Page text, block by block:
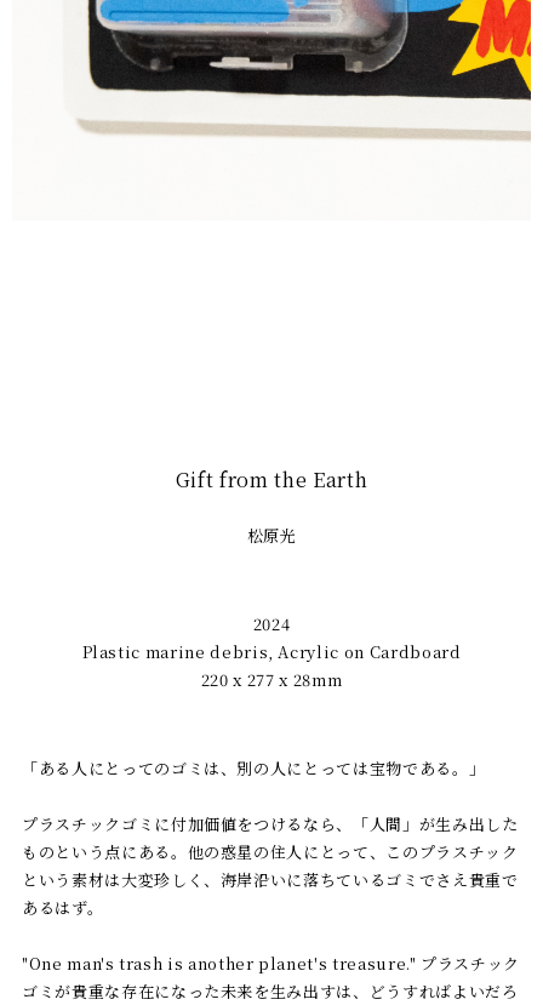
Gift from the Earth
松原光
2024
Plastic marine debris, Acrylic on Cardboard
220 x 277 x 28mm
「ある人にとってのゴミは、別の人にとっては宝物である。」
プラスチックゴミに付加価値をつけるなら、「人間」が生み出した
ものという点にある。他の惑星の住人にとって、このプラスチック
という素材は大変珍しく、海岸沿いに落ちているゴミでさえ貴重で
あるはず。
"One man's trash is another planet's treasure." プラスチック
ゴミが貴重な存在になった未来を生み出すは、どうすればよいだろ